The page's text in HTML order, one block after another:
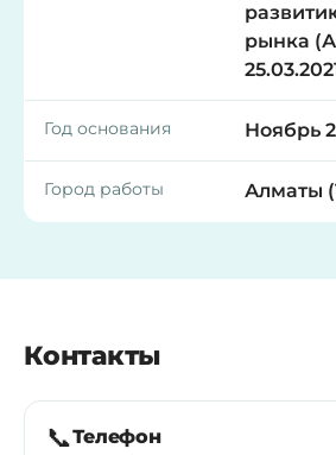
рынка
Год основания Ноябрь
Город работы Алматы
Контакты
📞Телефон